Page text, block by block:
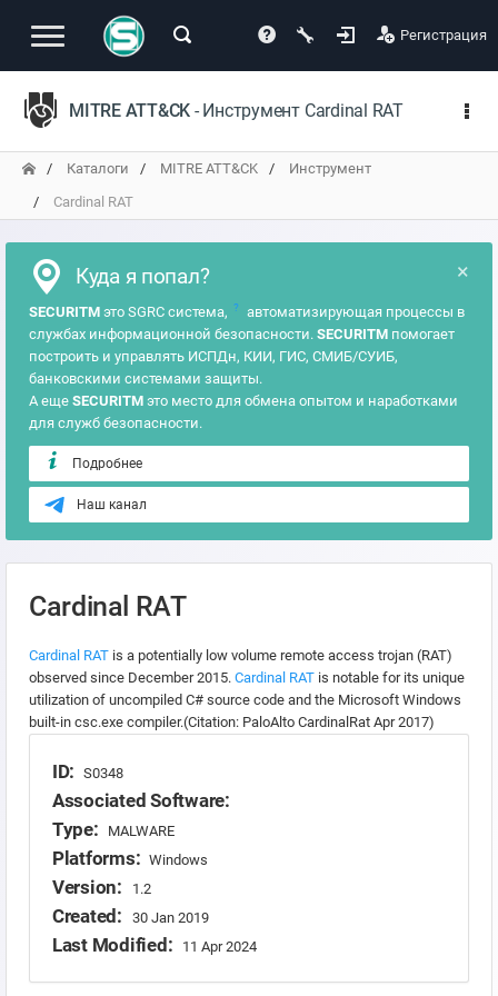
Регистрация
MITRE ATT&CK - Инструмент Cardinal RAT
Каталоги MITRE ATT&CK
Инструмент
Cardinal RAT
×
Куда я попал?
SECURITM это SGRC система, ?
автоматизирующая процессы в
службах информационной безопасности. SECURITM помогает
построить и управлять ИСПДн, КИИ, ГИС, СМИБ/СУИБ,
банковскими системами защиты.
А еще SECURITM это место для обмена опытом и наработками
для служб безопасности.
Подробнее
Наш канал
Cardinal RAT
Cardinal RAT is a potentially low volume remote access trojan (RAT)
observed since December 2015. Cardinal RAT is notable for its unique
utilization of uncompiled C# source code and the Microsoft Windows
built-in csc.exe compiler.(Citation: PaloAlto CardinalRat Apr 2017)
ID: S0348
Associated Software:
Type:
MALWARE
Platforms: Windows
Version: 1.2
Created: 30 Jan 2019
Last Modified: 11 Apr 2024